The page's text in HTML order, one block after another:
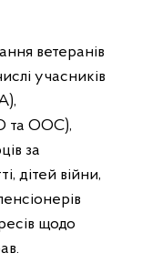
ветеранів
учасників
та ООС),
за
дітей війни,
щодо